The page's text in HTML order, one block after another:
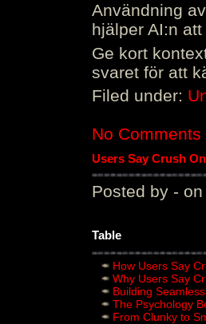
Användning
hjälper AI:n
Ge kort
svaret för att
Filed under:
No Comments
Users Say Crush
Posted by - on
Table
How Users Say
Why Users Say
Building
The Psychology
From Clunky to